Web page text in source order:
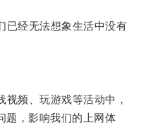
经无法想象生活中没有
频、玩游戏等活动中，
题，影响我们的上网体